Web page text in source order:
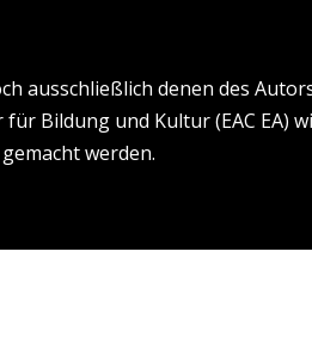
ausschließlich denen des
Bildung und Kultur (EAC EA)
werden.